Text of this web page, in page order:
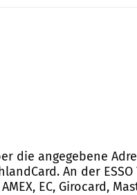
die angegebene
An der
EC, Girocard,